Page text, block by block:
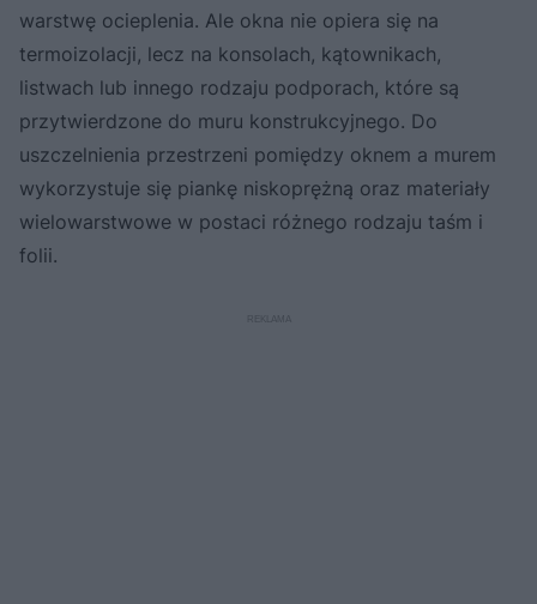
warstwę ocieplenia. Ale okna nie opiera się na
termoizolacji, lecz na konsolach, kątownikach,
listwach lub innego rodzaju podporach, które są
przytwierdzone do muru konstrukcyjnego. Do
uszczelnienia przestrzeni pomiędzy oknem a murem
wykorzystuje się piankę niskoprężną oraz materiały
wielowarstwowe w postaci różnego rodzaju taśm i
folii.